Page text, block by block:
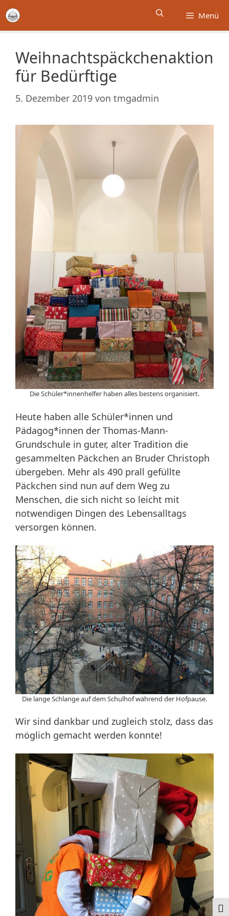
Zum
Inhalt
springen
Menü
Weihnachtspäckchenaktion
für Bedürftige
5. Dezember 2019 von tmgadmin
Die Schüler*innenhelfer haben alles bestens organisiert.
Heute haben alle Schüler*innen und
Pädagog*innen der Thomas-Mann-
Grundschule in guter, alter Tradition die
gesammelten Päckchen an Bruder Christoph
übergeben. Mehr als 490 prall gefüllte
Päckchen sind nun auf dem Weg zu
Menschen, die sich nicht so leicht mit
notwendigen Dingen des Lebensalltags
versorgen können.
Die lange Schlange auf dem Schulhof während der Hofpause.
Wir sind dankbar und zugleich stolz, dass das
möglich gemacht werden konnte!